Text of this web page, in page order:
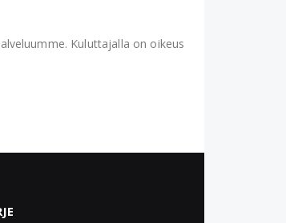
Kuluttajalla on oikeus